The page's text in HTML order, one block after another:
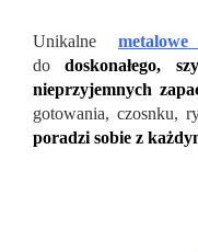
Unikalne
dodoskonałego,
nieprzyjemnych
gotowania, czosnku,
poradzi sobie z